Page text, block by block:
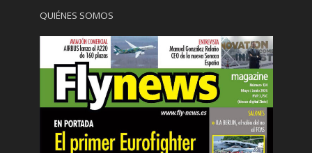
QUIÉNES SOMOS